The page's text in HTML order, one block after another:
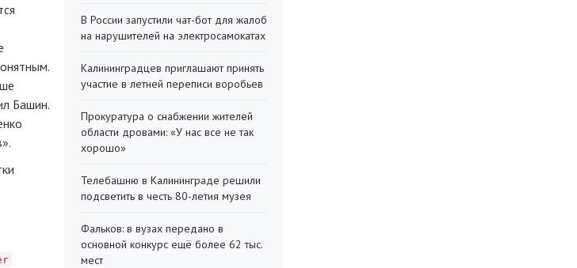
Башин.
В России запустили чат-бот для жалоб
на нарушителей на электросамокатах
Калининградцев приглашают принять
участие в летней переписи воробьев
Прокуратура о снабжении жителей
области дровами: «У нас все не так
хорошо»
Телебашню в Калининграде решили
подсветить в честь 80-летия музея
Фальков: в вузах передано в
основной конкурс ещё более 62 тыс.
мест